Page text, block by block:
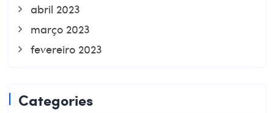
abril 2023
março 2023
fevereiro 2023
Categories